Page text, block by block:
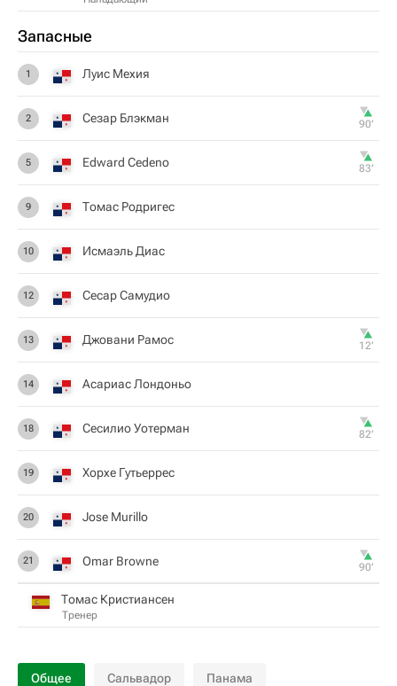
Запасные
1 Луис Мехия
2 Сезар Блэкман 90‎’‎
5 Edward Cedeno 83‎’‎
9 Томас Родригес
10 Исмаэль Диас
12 Сесар Самудио
13 Джовани Рамос 12‎’‎
14 Асариас Лондоньо
18 Сесилио Уотерман 82‎’‎
19 Хорхе Гутьеррес
20 Jose Murillo
21 Omar Browne 90‎’‎
Томас Кристиансен
Тренер
Общее Сальвадор Панама